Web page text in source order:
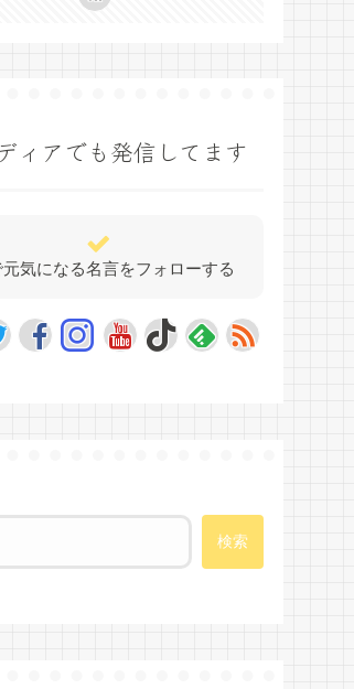
ィアでも発信してます
元気になる名言をフォローする
検索